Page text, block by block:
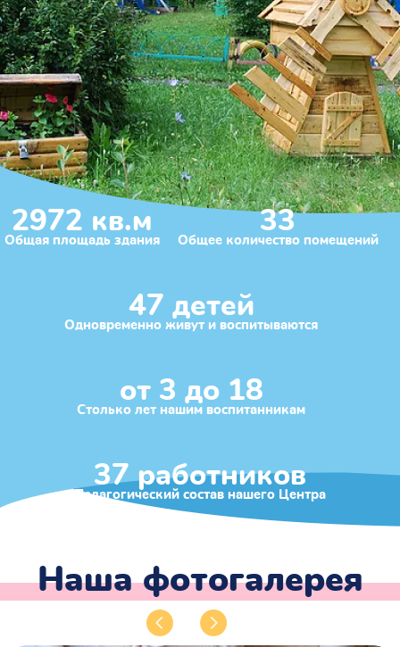
2972 кв.м
Общая площадь здания
33
Общее количество помещений
47 детей
Одновременно живут и воспитываются
от 3 до 18
Столько лет нашим воспитанникам
37 работников
Педагогический состав нашего Центра
Наша фотогалерея
Previous Next